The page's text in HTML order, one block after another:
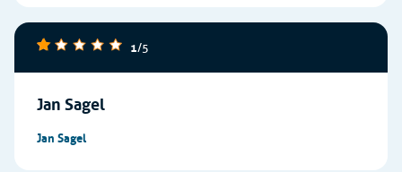
1/5
Jan Sagel
Jan Sagel